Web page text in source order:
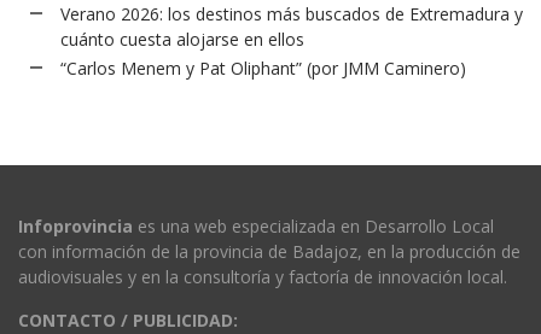
Verano 2026: los destinos más buscados de Extremadura y
cuánto cuesta alojarse en ellos
“Carlos Menem y Pat Oliphant” (por JMM Caminero)
Infoprovincia es una web especializada en Desarrollo Local
con información de la provincia de Badajoz, en la producción de
audiovisuales y en la consultoría y factoría de innovación local.
CONTACTO / PUBLICIDAD: